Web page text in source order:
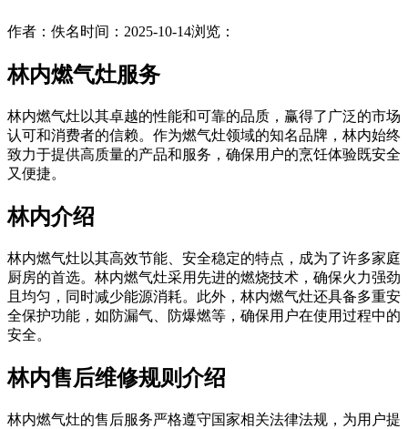
作者：佚名时间：2025-10-14浏览：
林内燃气灶服务
林内燃气灶以其卓越的性能和可靠的品质，赢得了广泛的市场
认可和消费者的信赖。作为燃气灶领域的知名品牌，林内始终
致力于提供高质量的产品和服务，确保用户的烹饪体验既安全
又便捷。
林内介绍
林内燃气灶以其高效节能、安全稳定的特点，成为了许多家庭
厨房的首选。林内燃气灶采用先进的燃烧技术，确保火力强劲
且均匀，同时减少能源消耗。此外，林内燃气灶还具备多重安
全保护功能，如防漏气、防爆燃等，确保用户在使用过程中的
安全。
林内售后维修规则介绍
林内燃气灶的售后服务严格遵守国家相关法律法规，为用户提